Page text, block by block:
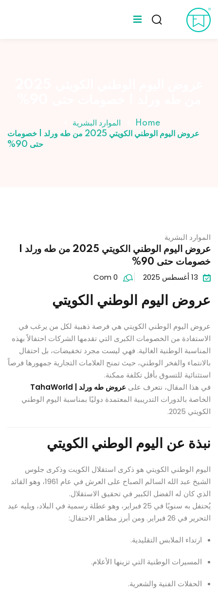
Skip
to
content
Home
الموارد البشرية
عروض اليوم الوطني الكويتي 2025 من طه ورلد | خصومات
حتى 90%
الموارد البشرية
عروض اليوم الوطني الكويتي 2025 من طه ورلد |
خصومات حتى 90%
13 أغسطس 2025
Com 0
عروض اليوم الوطني الكويتي
عروض اليوم الوطني الكويتي هي فرصة ذهبية لكل من يرغب في
الاستفادة من الخصومات الكبرى التي تقدمها الشركات احتفالاً بهذه
المناسبة الوطنية الغالية. فهي ليست مجرد تخفيضات، بل احتفال
بالانتماء والفخر الوطني، حيث تمنح العلامات التجارية جمهورها فرصاً
استثنائية للتسوق بأقل تكلفة ممكنة.
في هذا المقال، نتعرف على عروض طه ورلد | TahaWorld
الخاصة بالدورات التدريبية المعتمدة دوليًا بمناسبة اليوم الوطني
الكويتي 2025.
نبذة عن اليوم الوطني الكويتي
اليوم الوطني الكويتي هو ذكرى استقلال الكويت وذكرى جلوس
الشيخ عبد الله السالم الصباح على العرش في عام 1961، وهو القائد
الذي كان له الفضل الكبير في تحقيق الاستقلال.
يُحتفل به سنويًا في 25 فبراير، وهو عطلة رسمية في البلاد، ويليه عيد
التحرير في 26 فبراير. ومن أبرز مظاهر الاحتفال:
ارتداء الملابس التقليدية.
المسيرات الوطنية التي تزينها الأعلام.
الحفلات الفنية والشعرية.
Sign in